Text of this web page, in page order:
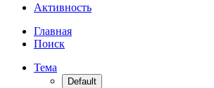
Активность
Главная
Поиск
Тема
Default